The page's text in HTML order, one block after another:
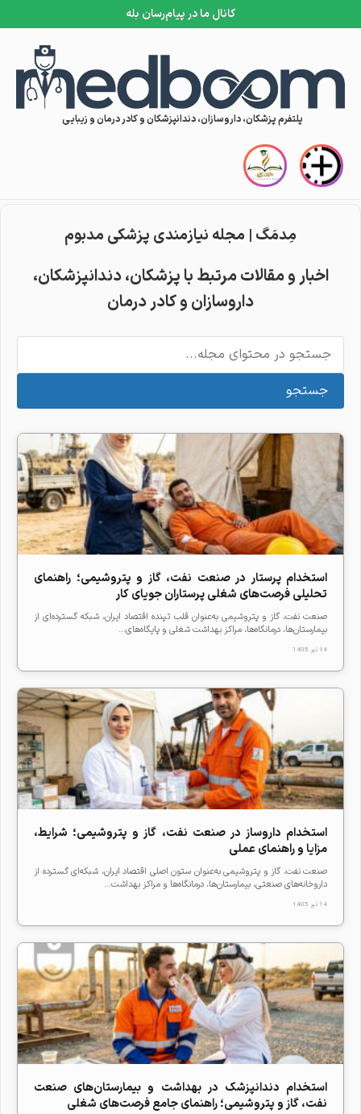
کانال ما در پیام‌رسان بله
Skip to content
پلتفرم پزشکان، داروسازان، دندانپزشکان و کادر درمان و زیبایی
مِدمَگ | مجله نیازمندی پزشکی مدبوم
مِدمَگ | مجله نیازمندی پزشکی مدبوم
اخبار و مقالات مرتبط با پزشکان، دندانپزشکان،
داروسازان و کادر درمان
جستجو
استخدام پرستار در صنعت نفت، گاز و پتروشیمی؛ راهنمای
تحلیلی فرصت‌های شغلی پرستاران جویای کار
صنعت نفت، گاز و پتروشیمی به‌عنوان قلب تپنده اقتصاد ایران، شبکه گسترده‌ای از
بیمارستان‌ها، درمانگاه‌ها، مراکز بهداشت شغلی و پایگاه‌های...
14 تیر 1405
استخدام داروساز در صنعت نفت، گاز و پتروشیمی؛ شرایط،
مزایا و راهنمای عملی
صنعت نفت، گاز و پتروشیمی به‌عنوان ستون اصلی اقتصاد ایران، شبکه‌ای گسترده از
داروخانه‌های صنعتی، بیمارستان‌ها، درمانگاه‌ها و مراکز بهداشت...
14 تیر 1405
استخدام دندانپزشک در بهداشت و بیمارستان‌های صنعت
نفت، گاز و پتروشیمی؛ راهنمای جامع فرصت‌های شغلی